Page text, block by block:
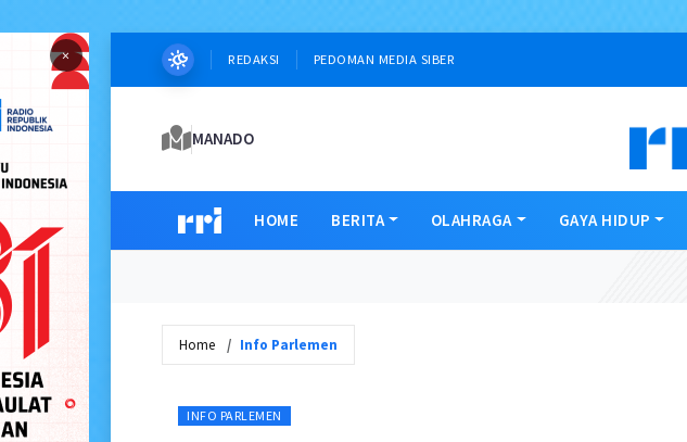
× REDAKSI PEDOMAN MEDIA SIBER
MANADO
HOME BERITA OLAHRAGA GAYA HIDUP
Home Info Parlemen
INFO PARLEMEN